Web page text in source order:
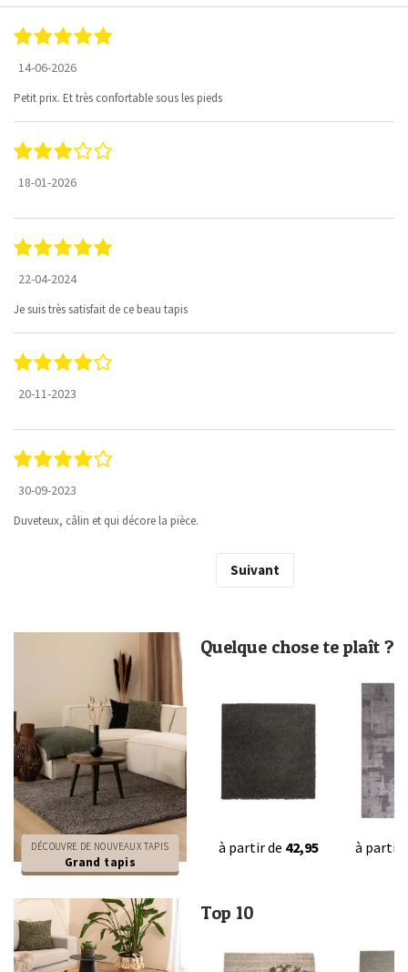
14-06-2026
Petit prix. Et très confortable sous les pieds
18-01-2026
22-04-2024
Je suis très satisfait de ce beau tapis
20-11-2023
30-09-2023
Duveteux, câlin et qui décore la pièce.
Suivant
DÉCOUVRE DE NOUVEAUX TAPIS
Grand tapis
Quelque chose te plaît ?
à partir de 42,95 à partir
Top 10